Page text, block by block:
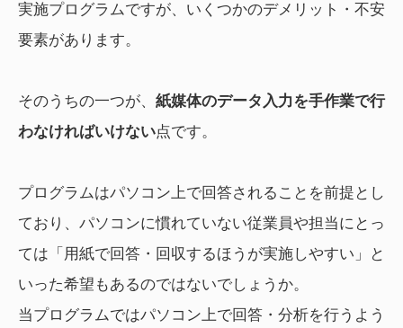
実施プログラムですが、いくつかのデメリット・不安
要素があります。
そのうちの一つが、 紙媒体のデータ入力を手作業で行
わなければいけない点です。
プログラムはパソコン上で回答されることを前提とし
ており、パソコンに慣れていない従業員や担当にとっ
ては「用紙で回答・回収するほうが実施しやすい」と
いった希望もあるのではないでしょうか。
当プログラムではパソコン上で回答・分析を行うよう